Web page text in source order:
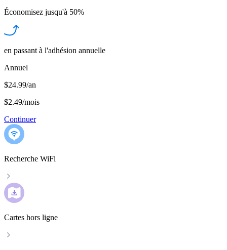
Économisez jusqu'à 50%
en passant à l'adhésion annuelle
Annuel
$24.99/an
$2.49/mois
Continuer
Recherche WiFi
Cartes hors ligne